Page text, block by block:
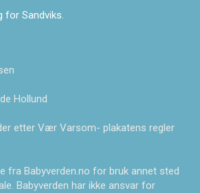
for Sandviks.
Hollund
etter Vær Varsom- plakatens regler
fra Babyverden.no for bruk annet sted
Babyverden har ikke ansvar for